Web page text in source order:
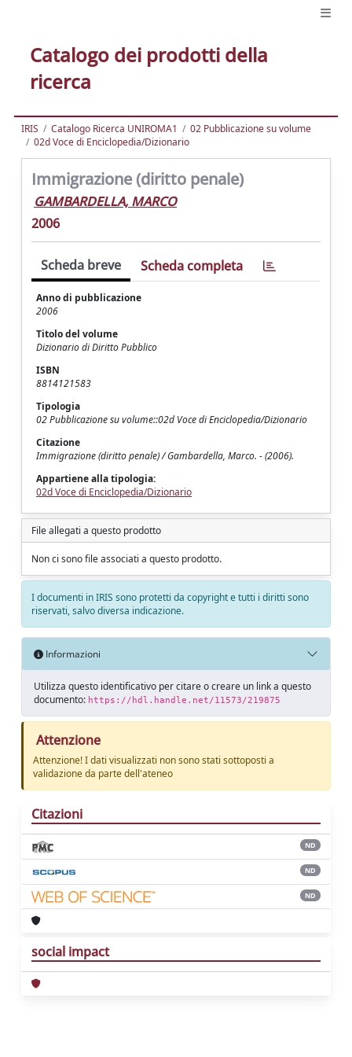
Catalogo dei prodotti della
ricerca
IRIS Catalogo Ricerca UNIROMA1
02 Pubblicazione su volume
02d Voce di Enciclopedia/Dizionario
Immigrazione (diritto penale)
GAMBARDELLA, MARCO
2006
Scheda breve Scheda completa
Anno di pubblicazione
2006
Titolo del volume
Dizionario di Diritto Pubblico
ISBN
8814121583
Tipologia
02 Pubblicazione su volume::02d Voce di Enciclopedia/Dizionario
Citazione
Immigrazione (diritto penale) / Gambardella, Marco. - (2006).
Appartiene alla tipologia:
02d Voce di Enciclopedia/Dizionario
File allegati a questo prodotto
Non ci sono file associati a questo prodotto.
I documenti in IRIS sono protetti da copyright e tutti i diritti sono
riservati, salvo diversa indicazione.
Informazioni
Utilizza questo identificativo per citare o creare un link a questo
documento: https://hdl.handle.net/11573/219875
Attenzione
Attenzione! I dati visualizzati non sono stati sottoposti a
validazione da parte dell'ateneo
Citazioni
ND
ND
ND
social impact